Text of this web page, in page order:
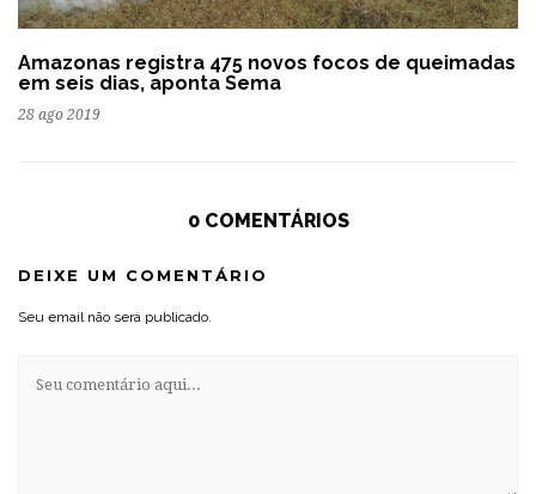
Amazonas registra 475 novos focos de queimadas
em seis dias, aponta Sema
28 ago 2019
0 COMENTÁRIOS
DEIXE UM COMENTÁRIO
Seu email não será publicado.